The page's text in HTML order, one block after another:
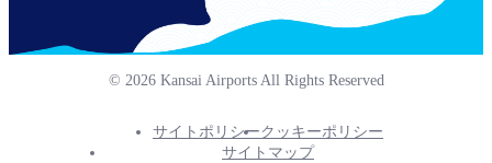
© 2026 Kansai Airports All Rights Reserved
サイトポリシークッキーポリシー
サイトマップ